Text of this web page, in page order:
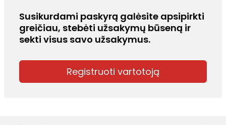
Susikurdami paskyrą galėsite apsipirkti
greičiau, stebėti užsakymų būseną ir
sekti visus savo užsakymus.
Registruoti vartotoją